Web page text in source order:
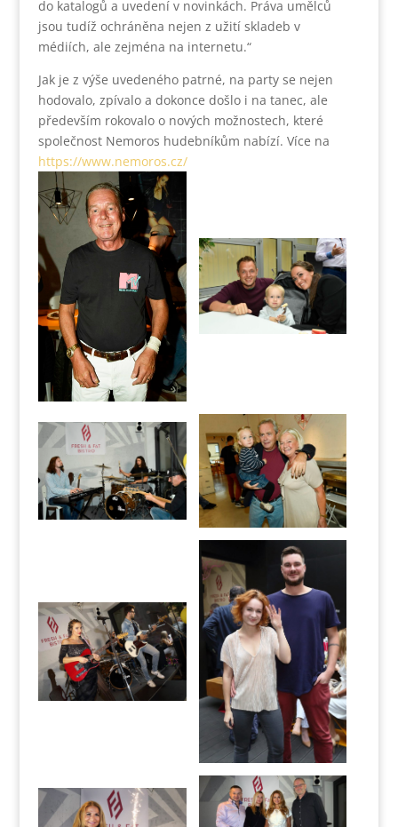
do katalogů a uvedení v novinkách. Práva umělců
jsou tudíž ochráněna nejen z užití skladeb v
médiích, ale zejména na internetu.“
Jak je z výše uvedeného patrné, na party se nejen
hodovalo, zpívalo a dokonce došlo i na tanec, ale
především rokovalo o nových možnostech, které
společnost Nemoros hudebníkům nabízí. Více na
https://www.nemoros.cz/